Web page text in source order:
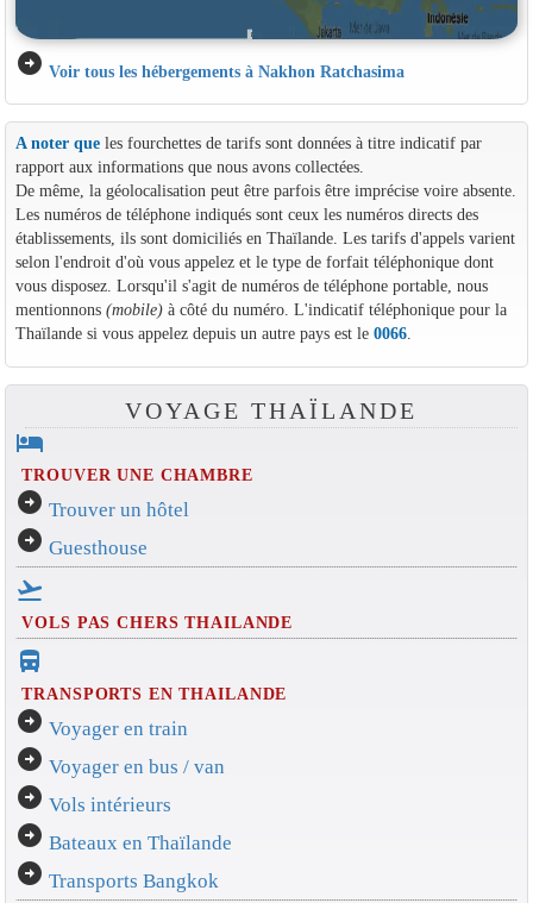
arrow_circle_right Voir tous les hébergements à Nakhon Ratchasima
A noter queles fourchettes de tarifs sont données à titre indicatif par
rapport aux informations que nous avons collectées.
De même, la géolocalisation peut être parfois être imprécise voire absente.
Les numéros de téléphone indiqués sont ceux les numéros directs des
établissements, ils sont domiciliés en Thaïlande. Les tarifs d'appels varient
selon l'endroit d'où vous appelez et le type de forfait téléphonique dont
vous disposez. Lorsqu'il s'agit de numéros de téléphone portable, nous
mentionnons (mobile)à côté du numéro. L'indicatif téléphonique pour la
Thaïlande si vous appelez depuis un autre pays est le 0066.
VOYAGE THAÏLANDE
hotel
TROUVER UNE CHAMBRE
arrow_circle_right Trouver un hôtel
arrow_circle_right Guesthouse
flight_takeoff
VOLS PAS CHERS THAILANDE
directions_bus_filled
TRANSPORTS EN THAILANDE
arrow_circle_right Voyager en train
arrow_circle_right Voyager en bus / van
arrow_circle_right Vols intérieurs
arrow_circle_right Bateaux en Thaïlande
arrow_circle_right Transports Bangkok